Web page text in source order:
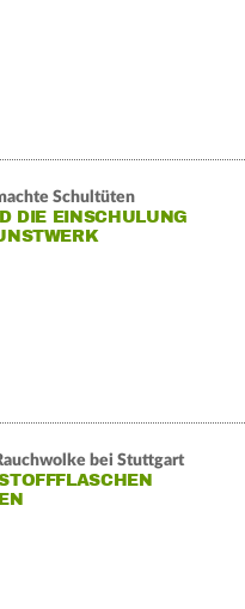
Schultüten
DIE EINSCHULUNG
bei Stuttgart